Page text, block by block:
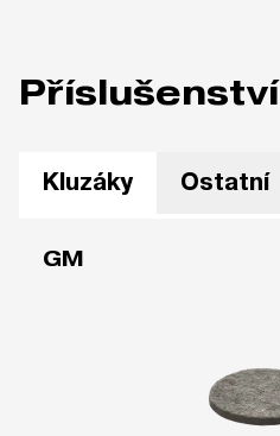
Příslušenství
Kluzáky Ostatní
GM